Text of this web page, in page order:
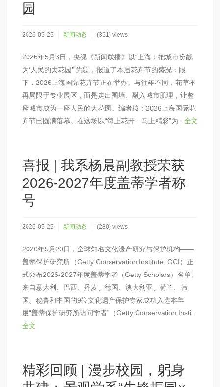
园
2026-05-25 新闻动态 (351) views
2026年5月3日，央视《新闻联播》以“上海：把城市扮靓
为‘人民的大花园’”为题，报道了本届花卉节的盛况：眼
下，2026上海国际花卉节正在举办。与往年不同，花草不
再局限于专业展区，而是走出围墙、融入城市肌理，让整
座城市成为一座人民的大花园。编者按：2026上海国际花
卉节已圆满落幕。在这场以“海上花开，马上精彩”为... 全文
喜报 | 我系杨晨副教授荣获
2026-2027年度盖蒂学者称
号
2026-05-25 新闻动态 (280) views
2026年5月20日，全球知名文化遗产研究与保护机构——
盖蒂保护研究所（Getty Conservation Institute, GCI）正
式公布2026-2027年度盖蒂学者（Getty Scholars）名单。
来自意大利、巴西、丹麦、德国、澳大利亚、荷兰、韩
国、秘鲁和中国的9位文化遗产保护专家成功入选本年
度“盖蒂保护研究所访问学者”（Getty Conservation Insti...
全文
精彩回顾 | 漫步校园，躬身